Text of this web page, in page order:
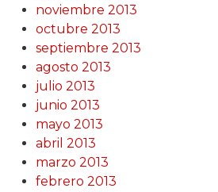
noviembre 2013
octubre 2013
septiembre 2013
agosto 2013
julio 2013
junio 2013
mayo 2013
abril 2013
marzo 2013
febrero 2013